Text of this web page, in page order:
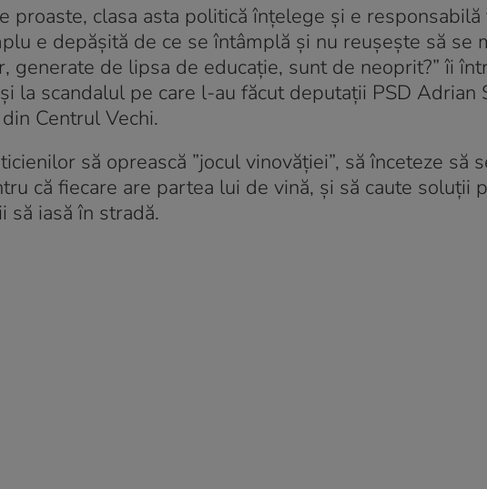
proaste, clasa asta politică înțelege și e
e depășită de ce se întâmplă și nu reușește să se
generate de lipsa de educație, sunt de neoprit?” îi
la scandalul pe care l-au făcut deputații PSD Adrian
Centrul Vechi.
să oprească ”jocul vinovăției”, să înceteze să
că fiecare are partea lui de vină, și să caute soluții
să iasă în stradă.